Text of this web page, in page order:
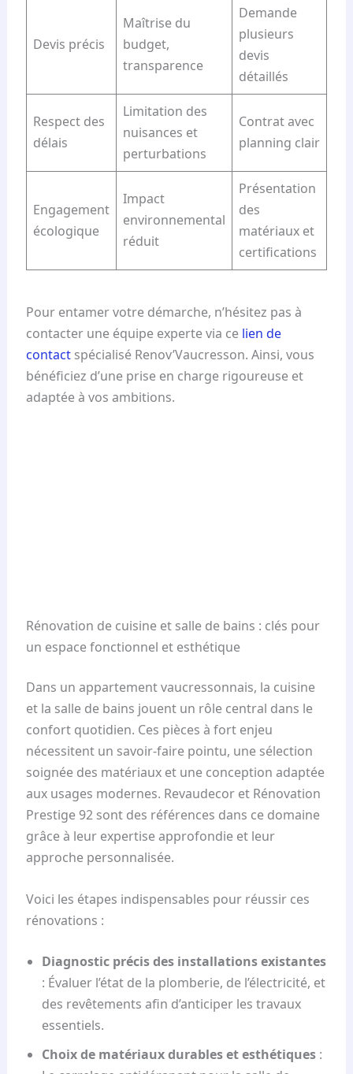
Devis précis
Maîtrise du
budget,
transparence
Demande
plusieurs
devis
détaillés
Respect des
délais
Limitation des
nuisances et
perturbations
Contrat avec
planning clair
Engagement
écologique
Impact
environnemental
réduit
Présentation
des
matériaux et
certifications
Pour entamer votre démarche, n’hésitez pas à
contacter une équipe experte via ce lien de
contactspécialisé Renov’Vaucresson. Ainsi, vous
bénéficiez d’une prise en charge rigoureuse et
adaptée à vos ambitions.
Rénovation de cuisine et salle de bains : clés pour
un espace fonctionnel et esthétique
Dans un appartement vaucressonnais, la cuisine
et la salle de bains jouent un rôle central dans le
confort quotidien. Ces pièces à fort enjeu
nécessitent un savoir-faire pointu, une sélection
soignée des matériaux et une conception adaptée
aux usages modernes. Revaudecor et Rénovation
Prestige 92 sont des références dans ce domaine
grâce à leur expertise approfondie et leur
approche personnalisée.
Voici les étapes indispensables pour réussir ces
rénovations :
Diagnostic précis des installations existantes
: Évaluer l’état de la plomberie, de l’électricité, et
des revêtements afin d’anticiper les travaux
essentiels.
Choix de matériaux durables et esthétiques: